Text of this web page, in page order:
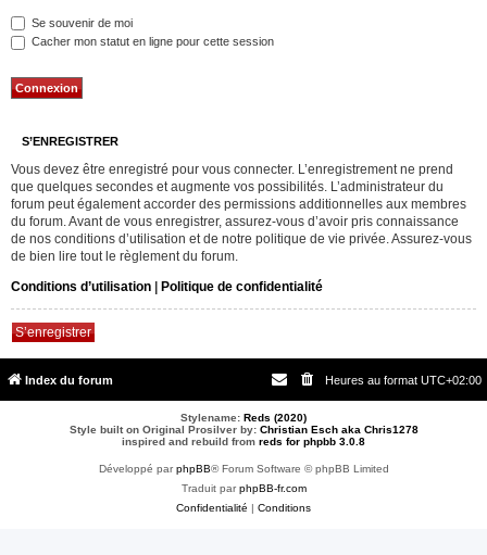
Se souvenir de moi
Cacher mon statut en ligne pour cette session
S’ENREGISTRER
Vous devez être enregistré pour vous connecter. L’enregistrement ne prend
que quelques secondes et augmente vos possibilités. L’administrateur du
forum peut également accorder des permissions additionnelles aux membres
du forum. Avant de vous enregistrer, assurez-vous d’avoir pris connaissance
de nos conditions d’utilisation et de notre politique de vie privée. Assurez-vous
de bien lire tout le règlement du forum.
Conditions d’utilisation
Politique de confidentialité
S’enregistrer
Index du forum Heures au format UTC+02:00
Stylename: Reds (2020)
Style built on Original Prosilver by: Christian Esch aka Chris1278
inspired and rebuild from reds for phpbb 3.0.8
Développé parphpBB® Forum Software © phpBB Limited
Traduit parphpBB-fr.com
Confidentialité
Conditions